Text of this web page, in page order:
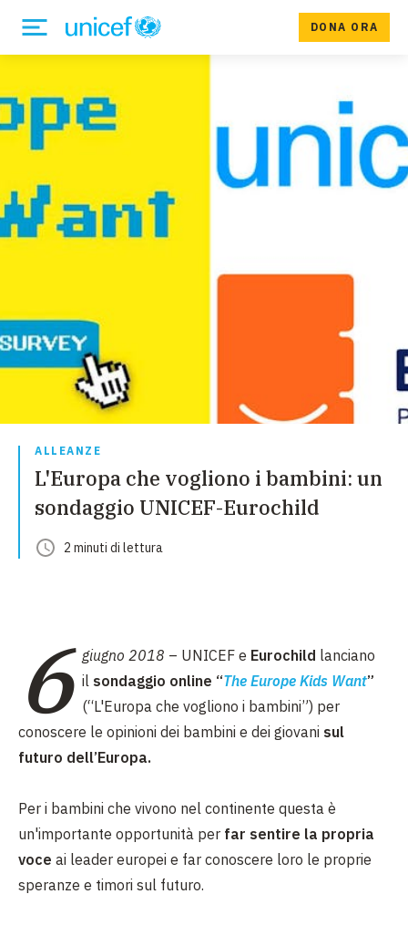
DONA ORA
ALLEANZE
L'Europa che vogliono i bambini: un
sondaggio UNICEF-Eurochild
2 minuti di lettura
6 giugno 2018 – UNICEF e Eurochild lanciano
il sondaggio online “The Europe Kids Want”
(“L'Europa che vogliono i bambini”) per
conoscere le opinioni dei bambini e dei giovani sul
futuro dell’Europa.
Per i bambini che vivono nel continente questa è
un'importante opportunità per far sentire la propria
voce ai leader europei e far conoscere loro le proprie
speranze e timori sul futuro.